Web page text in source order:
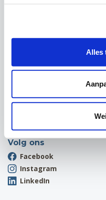
Alles
Campus Leuven
Onthaal:016 31 01 00
Campus Wezembeek-
1970 Wezembeek-Oppem
Onthaal:016 31 01 00
Volg ons
Facebook
Instagram
LinkedIn